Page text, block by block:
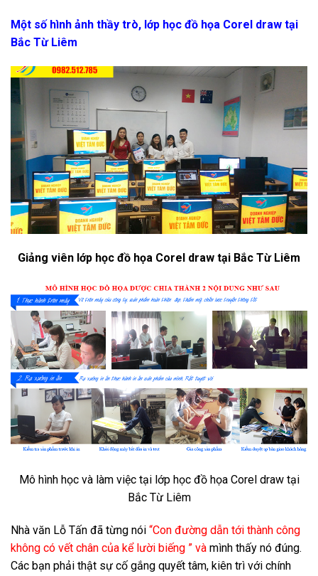
Một số hình ảnh thầy trò, lớp học đồ họa Corel draw tại
Bắc Từ Liêm
Giảng viên lớp học đồ họa Corel draw tại Bắc Từ Liêm
Mô hình học và làm việc tại lớp học đồ họa Corel draw tại
Bắc Từ Liêm
Nhà văn Lỗ Tấn đã từng nói “Con đường dẫn tới thành công
không có vết chân của kể lười biếng ” và mình thấy nó đúng.
Các bạn phải thật sự cố gắng quyết tâm, kiên trì với chính